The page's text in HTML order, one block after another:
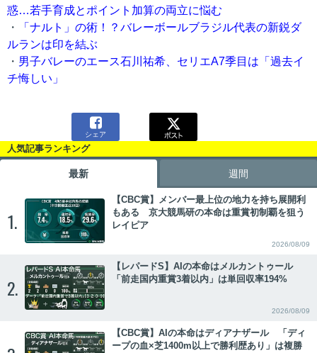
惑…若手育成とポイント加算の両立に悩む
・
「ナルト」の術！？バレーボールブラジル代表の新鋭ダ
ルランは印を結ぶ
・ 男子バレーのエース石川祐希、セリエA7季目は「過去イ
チ悔しい」

シェア
人気記事ランキング
最新 週間
1.
【CBC賞】メンバー最上位の地力を持ち展開利
もある 京大競馬研の本命は重賞初制覇を狙う
レイピア
2026/08/09
2.
【レパードS】AIの本命はメルカントゥール
「前走国内重賞3着以内」は単回収率194%
2026/08/09
【CBC賞】AIの本命はディアナザール 「ディ
ープの血×芝1400m以上で勝利歴あり」は複勝